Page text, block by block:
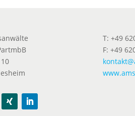
T: +49
F: +49